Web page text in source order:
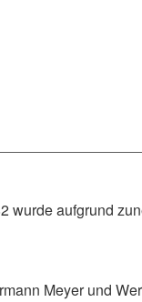
wurde aufgrund
Meyer und